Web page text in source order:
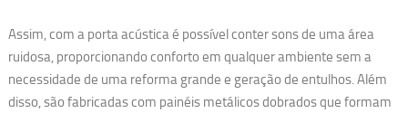
Assim, com a porta acústica é possível conter sons de uma área
ruidosa, proporcionando conforto em qualquer ambiente sem a
necessidade de uma reforma grande e geração de entulhos. Além
disso, são fabricadas com painéis metálicos dobrados que formam